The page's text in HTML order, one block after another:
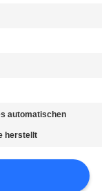
automatischen
herstellt